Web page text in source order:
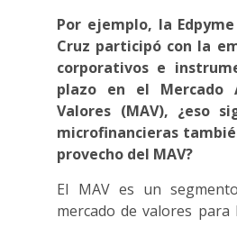
Por ejemplo, la
Cruz participó con la
corporativos e
plazo en el Mercado
Valores (MAV), ¿eso
microfinancieras
provecho del MAV?
El MAV es un
mercado de valores para